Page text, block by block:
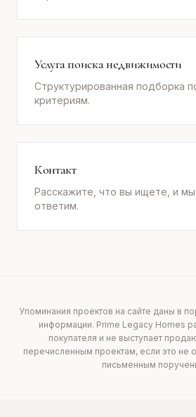
Услуга поиска недвижимости
Структурированная подборка
критериям.
Контакт
Расскажите, что вы ищете, и
ответим.
Упоминания проектов на сайте даны в
информации. Prime Legacy Homes
покупателя и не выступает
перечисленным проектам, если это
письменным